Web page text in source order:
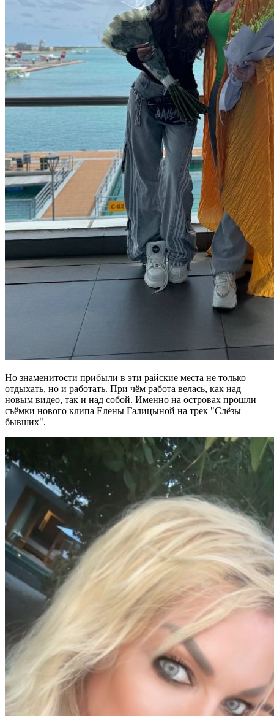
Но знаменитости прибыли в эти райские места не только
отдыхать, но и работать. При чём работа велась, как над
новым видео, так и над собой. Именно на островах прошли
съёмки нового клипа Елены Галицыной на трек "Слёзы
бывших".